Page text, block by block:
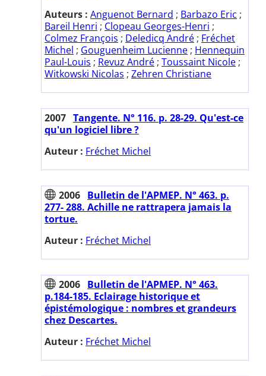
Auteurs : Anguenot Bernard ; Barbazo Eric ;
Bareil Henri ; Clopeau Georges-Henri ;
Colmez François ; Deledicq André ; Fréchet
Michel ; Gouguenheim Lucienne ; Hennequin
Paul-Louis ; Revuz André ; Toussaint Nicole ;
Witkowski Nicolas ; Zehren Christiane
2007 Tangente. N° 116. p. 28-29. Qu'est-ce
qu'un logiciel libre ?
Auteur : Fréchet Michel
2006 Bulletin de l'APMEP. N° 463. p.
277- 288. Achille ne rattrapera jamais la
tortue.
Auteur : Fréchet Michel
2006 Bulletin de l'APMEP. N° 463.
p.184-185. Eclairage historique et
épistémologique : nombres et grandeurs
chez Descartes.
Auteur : Fréchet Michel